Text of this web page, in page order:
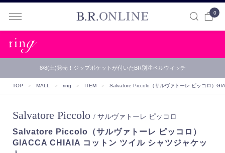
0
8/8(土)発売！ジップポケットが付いたBR別注ベルウィッチ
TOP ＞ MALL ＞ ring ＞ ITEM ＞ Salvatore Piccolo（サルヴァトーレ ピッコロ）
Salvatore Piccolo / サルヴァトーレ ピッコロ
Salvatore Piccolo（サルヴァトーレ ピッコロ）
GIACCA CHIAIA コットン ツイル シャツジャケッ